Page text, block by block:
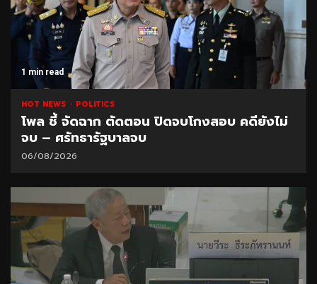
1 min read
HOT NEWS POLITICS
โพล ชี้ จัดฉาก ตัดตอน ปิดจบโกงสอบ คดียังไม่
จบ – ศรัทธารัฐบาลจบ
06/08/2026